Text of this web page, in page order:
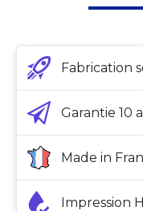
Fabrication
Garantie 10
Made in
Impression